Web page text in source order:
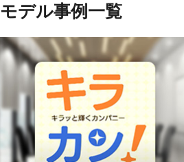
モデル事例一覧